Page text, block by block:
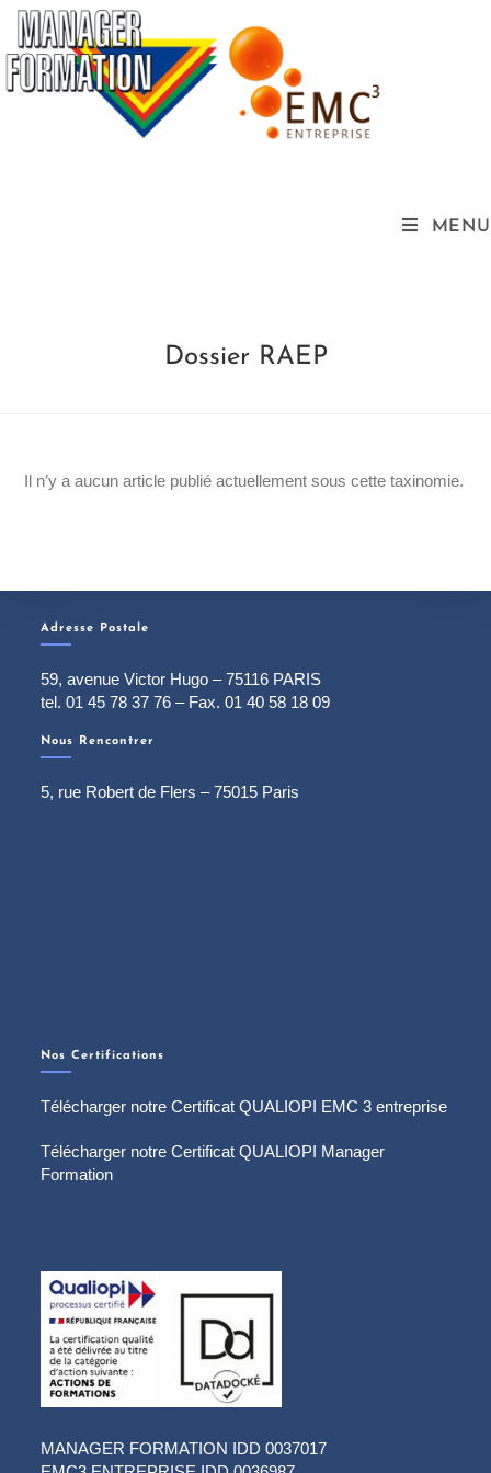
MENU
Dossier RAEP
Il n’y a aucun article publié actuellement sous cette taxinomie.
Adresse Postale
59, avenue Victor Hugo – 75116 PARIS
tel. 01 45 78 37 76 – Fax. 01 40 58 18 09
Nous Rencontrer
5, rue Robert de Flers – 75015 Paris
Nos Certifications
Télécharger notre Certificat QUALIOPI EMC 3 entreprise
Télécharger notre Certificat QUALIOPI Manager
Formation
MANAGER FORMATION IDD 0037017